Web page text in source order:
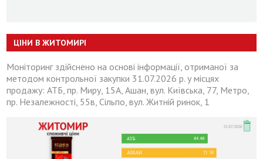
ЦІНИ В ЖИТОМИРІ
Моніторинг здійснено на основі інформації, отриманої за
методом контрольної закупки 31.07.2026 р. у місцях
продажу: АТБ, пр. Миру, 15А, Ашан, вул. Київська, 77, Метро,
пр. Незалежності, 55в, Сільпо, вул. Житній ринок, 1